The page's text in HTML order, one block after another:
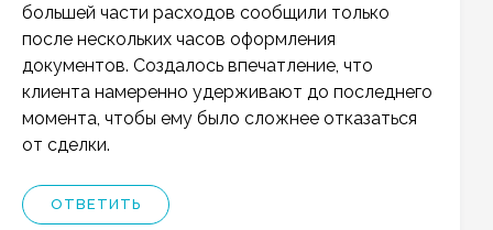
большей части расходов сообщили только
после нескольких часов оформления
документов. Создалось впечатление, что
клиента намеренно удерживают до последнего
момента, чтобы ему было сложнее отказаться
от сделки.
ОТВЕТИТЬ